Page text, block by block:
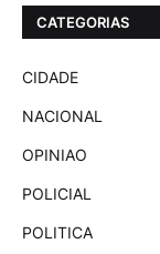
CATEGORIAS
CIDADE
NACIONAL
OPINIAO
POLICIAL
POLITICA